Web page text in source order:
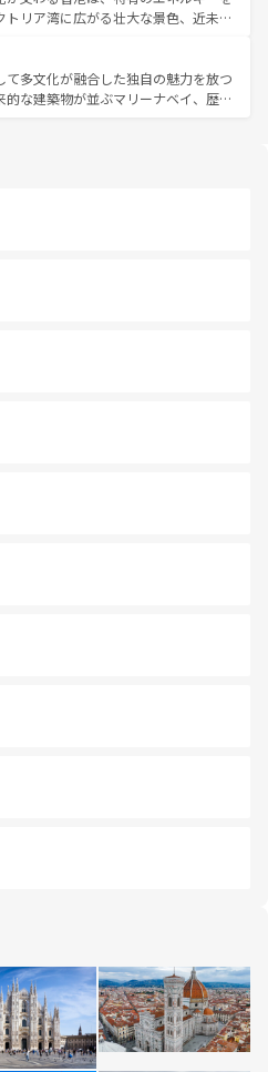
れるので、きっと忘れられない旅にな
気分を楽しむことができる。タイ料理
温暖で、どの季節にも異なる楽しみ
みやすいタイの人々、仏教を中心とし
な観光資源が、訪れる旅人を魅了し続
トリア湾に広がる壮大な景色、近未来
動するはず。観光スポットが密集し
どころを回れるのも魅力。息をのむよ
な体験まで、香港を存分に楽しみ尽く
て多文化が融合した独自の魅力を放つ
的な建築物が並ぶマリーナベイ、歴史
の風情を楽しめる外せないスポット